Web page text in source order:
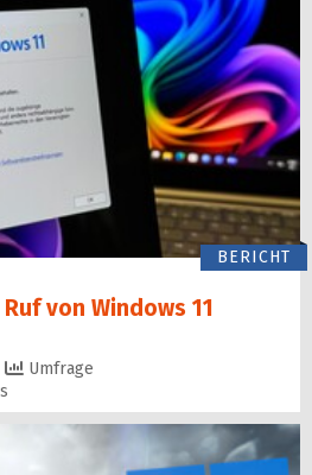
BERICHT
von Windows 11
Umfrage